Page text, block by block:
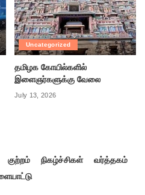
Uncategorized
தமிழக கோயில்களில்
இளைஞர்களுக்கு வேலை
July 13, 2026
குற்றம் நிகழ்ச்சிகள்
வர்த்தகம்